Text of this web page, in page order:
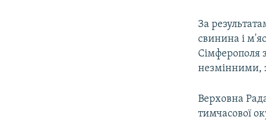
За
свинина і
Сімферополя
незмінними,
Верховна
тимчасової